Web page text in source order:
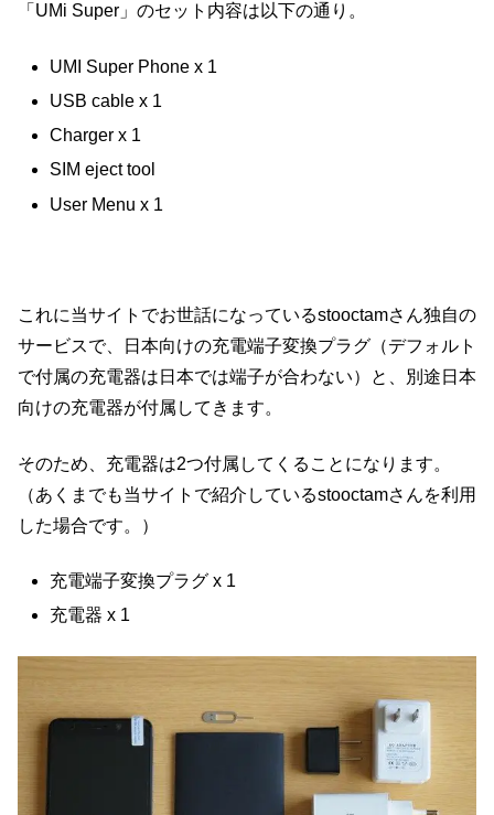
「UMi Super」のセット内容は以下の通り。
UMI Super Phone x 1
USB cable x 1
Charger x 1
SIM eject tool
User Menu x 1
これに当サイトでお世話になっているstooctamさん独自の
サービスで、日本向けの充電端子変換プラグ（デフォルト
で付属の充電器は日本では端子が合わない）と、別途日本
向けの充電器が付属してきます。
そのため、充電器は2つ付属してくることになります。
（あくまでも当サイトで紹介しているstooctamさんを利用
した場合です。）
充電端子変換プラグ x 1
充電器 x 1